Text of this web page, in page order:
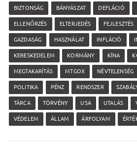
BIZTONSÁG BÁNYÁSZAT DEFLÁCIÓ
ELLENŐRZÉS ELTERJEDÉS FEJLESZTÉS
GAZDASÁG HASZNÁLAT INFLÁCIÓ
KERESKEDELEM KORMÁNY KÍNA
MEGTAKARÍTÁS MTGOX NÉVTELENSÉG
POLITIKA PÉNZ RENDSZER
TÁRCA TÖRVÉNY USA UTALÁS
VÉDELEM ÁLLAM ÁRFOLYAM